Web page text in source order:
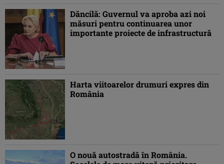
Dăncilă: Guvernul va aproba azi noi
măsuri pentru continuarea unor
importante proiecte de infrastructură
Harta viitoarelor drumuri expres din
România
O nouă autostradă în România.